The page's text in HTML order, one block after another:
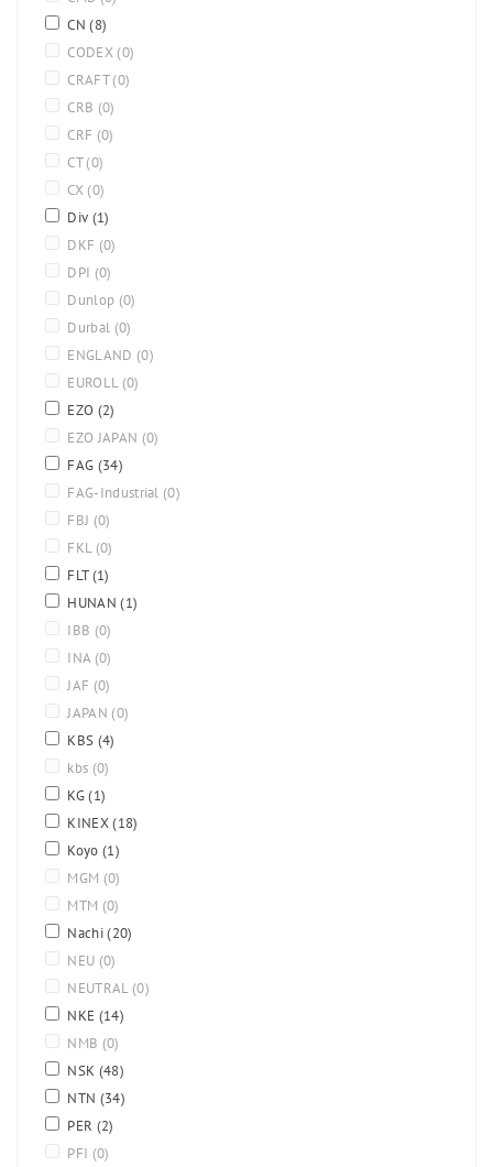
CN(8)
CODEX (0)
CRAFT(0)
CRB (0)
CRF (0)
CT(0)
CX (0)
Div (1)
DKF (0)
DPI (0)
Dunlop (0)
Durbal (0)
ENGLAND (0)
EUROLL (0)
EZO (2)
EZO JAPAN (0)
FAG (34)
FAG-Industrial (0)
FBJ (0)
FKL (0)
FLT(1)
HUNAN(1)
IBB (0)
INA (0)
JAF (0)
JAPAN (0)
KBS (4)
kbs (0)
KG(1)
KINEX(18)
Koyo (1)
MGM (0)
MTM (0)
Nachi(20)
NEU (0)
NEUTRAL (0)
NKE (14)
NMB (0)
NSK (48)
NTN (34)
PER (2)
PFI (0)